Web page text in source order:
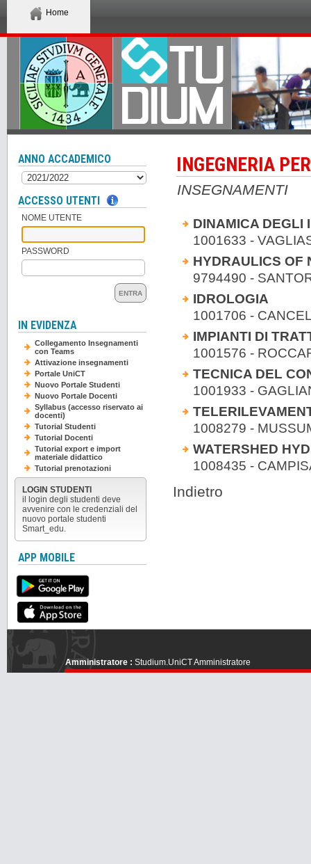
Home
INGEGNERIA
INSEGNAMENTI
DINAMICA DEGLI
1001633 -
HYDRAULICS OF
9794490 -
IDROLOGIA
1001706 -
IMPIANTI DI
1001576 -
TECNICA DEL
1001933 -
1008279 -
WATERSHED
1008435 -
Indietro
ANNO ACCADEMICO
ACCESSO UTENTI
NOME UTENTE
PASSWORD
ENTRA
IN EVIDENZA
Collegamento Insegnamenti
con Teams
Attivazione insegnamenti
Portale UniCT
Nuovo Portale Studenti
Nuovo Portale Docenti
Syllabus (accesso riservato ai
docenti)
Tutorial Studenti
Tutorial Docenti
Tutorial export e import
materiale didattico
Tutorial prenotazioni
LOGIN STUDENTI
il login degli studenti deve
avvenire con le credenziali del
nuovo portale studenti
Smart_edu.
APP MOBILE
Amministratore : Studium.UniCT Amministratore